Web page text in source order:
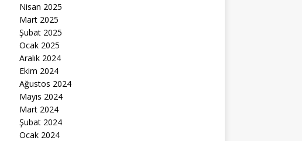
Nisan 2025
Mart 2025
Şubat 2025
Ocak 2025
Aralık 2024
Ekim 2024
Ağustos 2024
Mayıs 2024
Mart 2024
Şubat 2024
Ocak 2024